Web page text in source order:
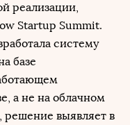
реализации,
Startup Summit.
систему
базе
а не на облачном
выявляет в